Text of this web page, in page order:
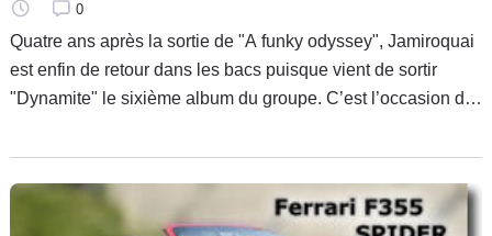
0
Quatre ans après la sortie de "A funky odyssey", Jamiroquai
est enfin de retour dans les bacs puisque vient de sortir
"Dynamite" le sixième album du groupe. C’est l’occasion de